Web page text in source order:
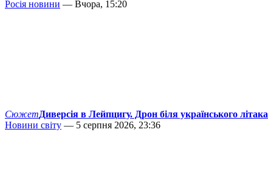
Росія новини — Вчора, 15:20
СюжетДиверсія в Лейпцигу. Дрон біля українського літака
Новини світу — 5 серпня 2026, 23:36